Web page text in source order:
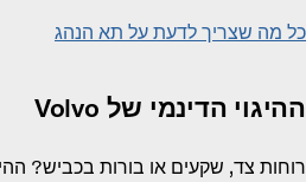
כל מה שצריך לדעת על תא הנהג
ההיגוי הדינמי של Volvo
רוחות צד, שקעים או בורות בכביש?